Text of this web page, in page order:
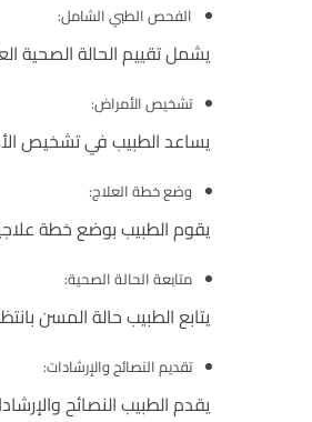
الفحص الطبي الشامل:
يشمل تقييم الحالة الصحية
تشخيص الأمراض:
يساعد الطبيب في تشخيص
وضع خطة العلاج:
يقوم الطبيب بوضع خطة
متابعة الحالة الصحية:
يتابع الطبيب حالة المسن
تقديم النصائح والإرشادات:
يقدم الطبيب النصائح